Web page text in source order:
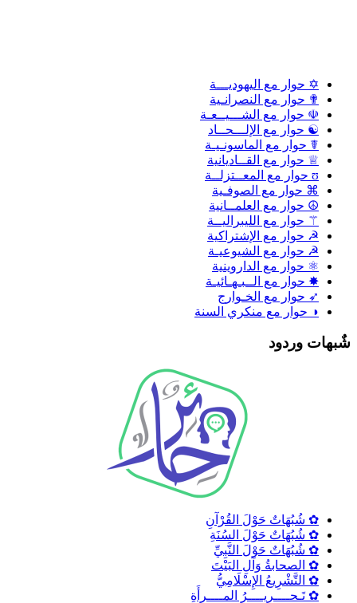
✡ حوار مع اليهوديـــة
✟ حوار مع النصرانـية
☫ حوار مع الشـــيــعـة
☯ حوار مع الإلـــحــاد
☤ حوار مع الماسونـيـة
♕ حوار مع القــاديانية
ʊ حوار مع المعــتزلــة
⌘ حوار مع الصوفـية
☮ حوار مع العلمــانية
⚚ حوار مع الليبراليــة
☭ حوار مع الإشتراكية
☭ حوار مع الشيوعيـة
⚛ حوار مع الداروينية
✸ حوار مع الــبـهـائيـة
➶ حوار مع الخـوارج
◑ حوار مع منكري السنة
وردود
✿ شُبُهَاتٌ حَوْلَ القُرْآنِ
✿ شُبُهَاتٌ حَوْلَ السُنَةِ
✿ شُبُهَاتٌ حَوْلَ النَّبِيِّ
✿ الصحابةُ وَآلِ البَيْتَ
✿ التَّشْرِيعُ الإِسْلَامِيُّ
✿ تَـحــــريــــرُ المــــرأَةِ